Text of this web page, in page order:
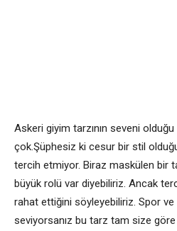
Askeri giyim tarzının seveni
çok.Şüphesiz ki cesur bir stil
tercih etmiyor. Biraz maskülen bir
büyük rolü var diyebiliriz. Ancak
rahat ettiğini söyleyebiliriz. Spor
seviyorsanız bu tarz tam size göre